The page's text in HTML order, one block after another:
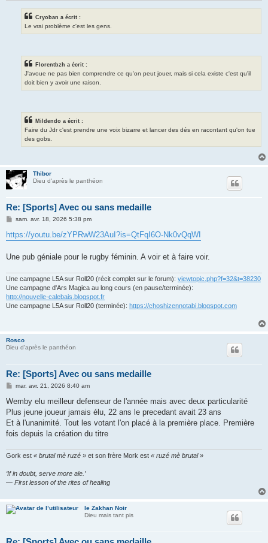
Cryoban a écrit :
Le vrai problème c'est les gens.
Florentbzh a écrit :
J'avoue ne pas bien comprendre ce qu'on peut jouer, mais si cela existe c'est qu'il
doit bien y avoir une raison.
Mildendo a écrit :
Faire du Jdr c'est prendre une voix bizarre et lancer des dés en racontant qu'on tue
des gobs.
Thibor
Dieu d'après le panthéon
Re: [Sports] Avec ou sans medaille
M
s
s
g
e
sam. avr. 18, 2026 5:38 pm
https://youtu.be/zYPRwW23AuI?is=QtFqI6O-Nk0vQqWI
Une pub géniale pour le rugby féminin. A voir et à faire voir.
Une campagne L5A sur Roll20 (récit complet sur le forum): viewtopic.php?f=32&t=38230
Une campagne d'Ars Magica au long cours (en pause/terminée):
http://nouvelle-calebais.blogspot.fr
Une campagne L5A sur Roll20 (terminée): https://choshizennotabi.blogspot.com
Rosco
Dieu d'après le panthéon
Re: [Sports] Avec ou sans medaille
M
s
a
g
mar. avr. 21, 2026 8:40 am
Wemby elu meilleur defenseur de l'année mais avec deux particularité
Plus jeune joueur jamais élu, 22 ans le precedant avait 23 ans
Et à l'unanimité. Tout les votant l'on placé à la première place. Première
fois depuis la création du titre
Gork est « brutal mè ruzé » et son frère Mork est « ruzé mè brutal »
‘If in doubt, serve more ale.’
— First lesson of the rites of healing
le Zakhan Noir
Dieu mais tant pis